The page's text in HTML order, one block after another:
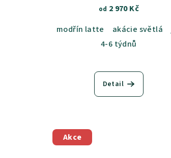
od 2 970 Kč
modřín latte
akácie světlá
4-6 týdnů
Detail
Akce